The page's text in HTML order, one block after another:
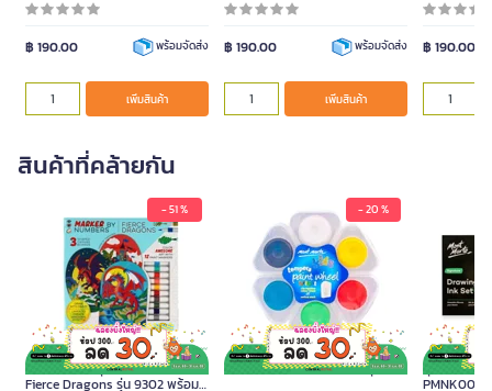
฿ 190.00 พร้อมจัดส่ง
เพิ่มสินค้า
฿ 190.00 พร้อมจัดส่ง
เพิ่มสินค้า
฿ 190.00
สินค้าที่คล้ายกัน
- 51 %
IHEARTART ชุดผ้าใบระบายสี
Fierce Dragons รุ่น 9302 พร้อม
- 20 %
สีเทมพาร่า MONT MARTE ชุด 6 สี
ชุดหมึกวาดเขียน ม